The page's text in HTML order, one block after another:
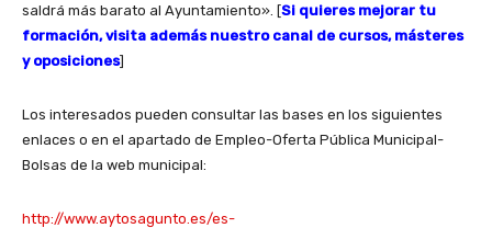
saldrá más barato al Ayuntamiento». [Si quieres mejorar tu
formación, visita además nuestro canal de cursos, másteres
y oposiciones]
Los interesados pueden consultar las bases en los siguientes
enlaces o en el apartado de Empleo-Oferta Pública Municipal-
Bolsas de la web municipal:
http://www.aytosagunto.es/es-